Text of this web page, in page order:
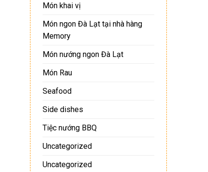
Món khai vị
Món ngon Đà Lạt tại nhà hàng
Memory
Món nướng ngon Đà Lạt
Món Rau
Seafood
Side dishes
Tiệc nướng BBQ
Uncategorized
Uncategorized